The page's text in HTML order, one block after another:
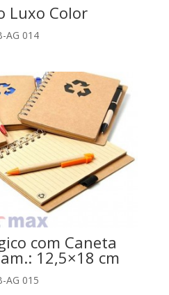
Luxo Color
AG 014
com Caneta
12,5×18 cm
AG 015